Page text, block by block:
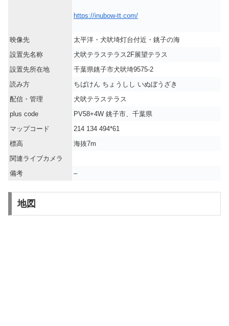
https://inubow-tt.com/
映像先
太平洋・犬吠埼灯台付近・銚子の海
設置先名称
犬吠テラステラス2F展望テラス
設置先所在地
千葉県銚子市犬吠埼9575-2
読み方
ちばけん ちょうしし いぬぼうざき
配信・管理
犬吠テラステラス
plus code
PV58+4W 銚子市、千葉県
マップコード
214 134 494*61
標高
海抜7m
関連ライブカメラ
備考
–
地図